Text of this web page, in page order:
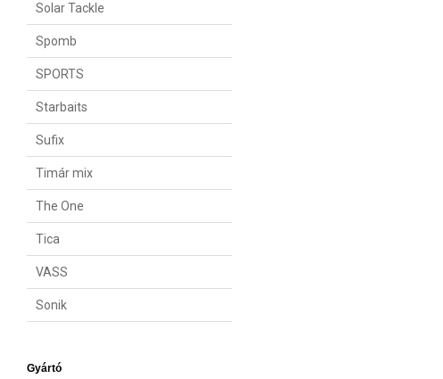
Solar Tackle
Spomb
SPORTS
Starbaits
Sufix
Timár mix
The One
Tica
VASS
Sonik
Gyártó